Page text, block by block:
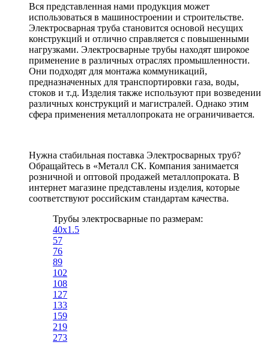
Вся представленная нами продукция может
использоваться в машиностроении и строительстве.
Электросварная труба становится основой несущих
конструкций и отлично справляется с повышенными
нагрузками. Электросварные трубы находят широкое
применение в различных отраслях промышленности.
Они подходят для монтажа коммуникаций,
предназначенных для транспортировки газа, воды,
стоков и т.д. Изделия также используют при возведении
различных конструкций и магистралей. Однако этим
сфера применения металлопроката не ограничивается.
Нужна стабильная поставка Электросварных труб?
Обращайтесь в «Металл СК. Компания занимается
розничной и оптовой продажей металлопроката. В
интернет магазине представлены изделия, которые
соответствуют российским стандартам качества.
Трубы электросварные по размерам:
40x1.5
57
76
89
102
108
127
133
159
219
273